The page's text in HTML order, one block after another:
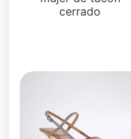
cerrado